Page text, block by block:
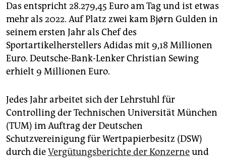
Das entspricht 28.279,45 Euro am Tag und ist etwas
mehr als 2022. Auf Platz zwei kam Bjørn Gulden in
seinem ersten Jahr als Chef des
Sportartikelherstellers Adidas mit 9,18 Millionen
Euro. Deutsche-Bank-Lenker Christian ­Sewing
erhielt 9 Millionen Euro.
Jedes Jahr arbeitet sich der Lehrstuhl für
Controlling der Technischen Universität München
(TUM) im Auftrag der Deutschen
Schutzvereinigung für Wertpapierbesitz (DSW)
durch dieVergütungsberichte der Konzerneund